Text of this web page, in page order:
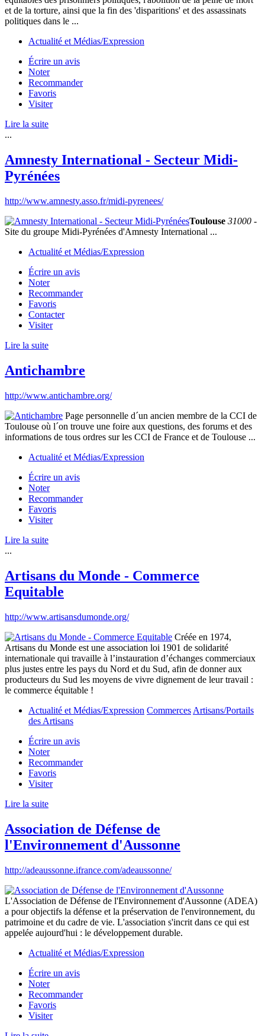
et de la torture, ainsi que la fin des 'disparitions' et des assassinats
politiques dans le ...
Actualité et Médias/Expression
Écrire un avis
Noter
Recommander
Favoris
Visiter
Lire la suite
...
Amnesty International - Secteur Midi-
Pyrénées
http://www.amnesty.asso.fr/midi-pyrenees/
Toulouse 31000 -
Site du groupe Midi-Pyrénées d'Amnesty International ...
Actualité et Médias/Expression
Écrire un avis
Noter
Recommander
Favoris
Contacter
Visiter
Lire la suite
Antichambre
http://www.antichambre.org/
Page personnelle d´un ancien membre de la CCI de
Toulouse où l´on trouve une foire aux questions, des forums et des
informations de tous ordres sur les CCI de France et de Toulouse ...
Actualité et Médias/Expression
Écrire un avis
Noter
Recommander
Favoris
Visiter
Lire la suite
...
Artisans du Monde - Commerce
Equitable
http://www.artisansdumonde.org/
Créée en 1974,
Artisans du Monde est une association loi 1901 de solidarité
internationale qui travaille à l’instauration d’échanges commerciaux
plus justes entre les pays du Nord et du Sud, afin de donner aux
producteurs du Sud les moyens de vivre dignement de leur travail :
le commerce équitable !
Actualité et Médias/Expression Commerces Artisans/Portails
des Artisans
Écrire un avis
Noter
Recommander
Favoris
Visiter
Lire la suite
Association de Défense de
l'Environnement d'Aussonne
http://adeaussonne.ifrance.com/adeaussonne/
L'Association de Défense de l'Environnement d'Aussonne (ADEA)
a pour objectifs la défense et la préservation de l'environnement, du
patrimoine et du cadre de vie. L'association s'incrit dans ce qui est
appelée aujourd'hui : le développement durable.
Actualité et Médias/Expression
Écrire un avis
Noter
Recommander
Favoris
Visiter